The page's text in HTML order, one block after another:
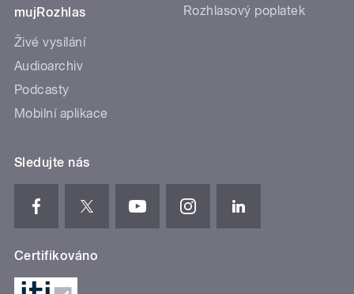
mujRozhlas
Živé vysílání
Audioarchiv
Podcasty
Mobilní aplikace
Rozhlasový poplatek
Sledujte nás
Certifikováno